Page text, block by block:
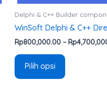
Delphi & C++ Builder
WinSoft Delphi & C++
Rp800,000.00 – Rp
Pilih opsi